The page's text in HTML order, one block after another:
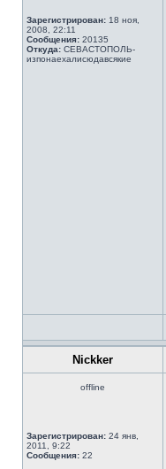
Зарегистрирован: 18 ноя,
2008, 22:11
Сообщения: 20135
Откуда: СЕВАСТОПОЛЬ-
изпонаехалисюдавсякие
Nickker
offline
Зарегистрирован: 24 янв,
2011, 9:22
Сообщения: 22